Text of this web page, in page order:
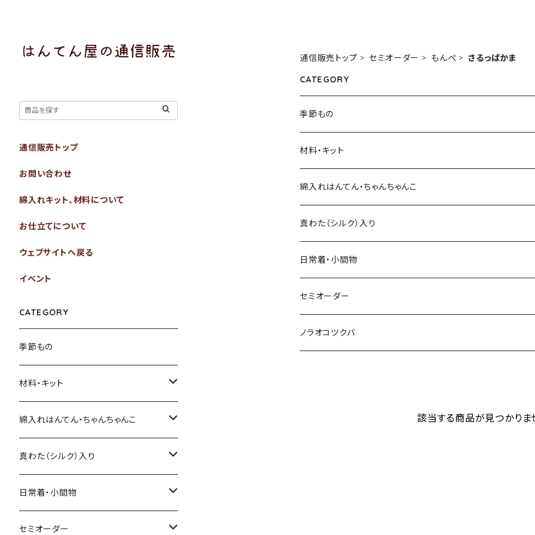
通信販売トップ セミオーダー もんぺ
さるっぱかま
CATEGORY
季節もの
材料・キット
綿入れキット
真わた（絹）の綿入れキット
わた・その他材料など
その他のキット
もんぺ
型紙、つくり方
綿入れはんてん・ちゃんちゃんこ
はんてん
ちゃんちゃんこ
綿入れ小物
真わた（シルク）入り
ひざ掛け、マフラー
日常着・小間物
まっすぐの服・エプロン
もんぺ
セミオーダー
綿入れはんてん・ちゃんちゃんこ
ノラオコツクバ
該当する商品が見つかりま
通信販売トップ
お問い合わせ
綿入れキット、材料について
お仕立てについて
ウェブサイトへ戻る
イベント
CATEGORY
季節もの
材料・キット
綿入れキット
真わた（絹）の綿入れキット
わた・その他材料など
その他のキット
綿入れはんてん・ちゃんちゃんこ
はんてん
ちゃんちゃんこ
綿入れ小物
真わた（シルク）入り
ひざ掛け、マフラー
日常着・小間物
まっすぐの服・エプロン
セミオーダー